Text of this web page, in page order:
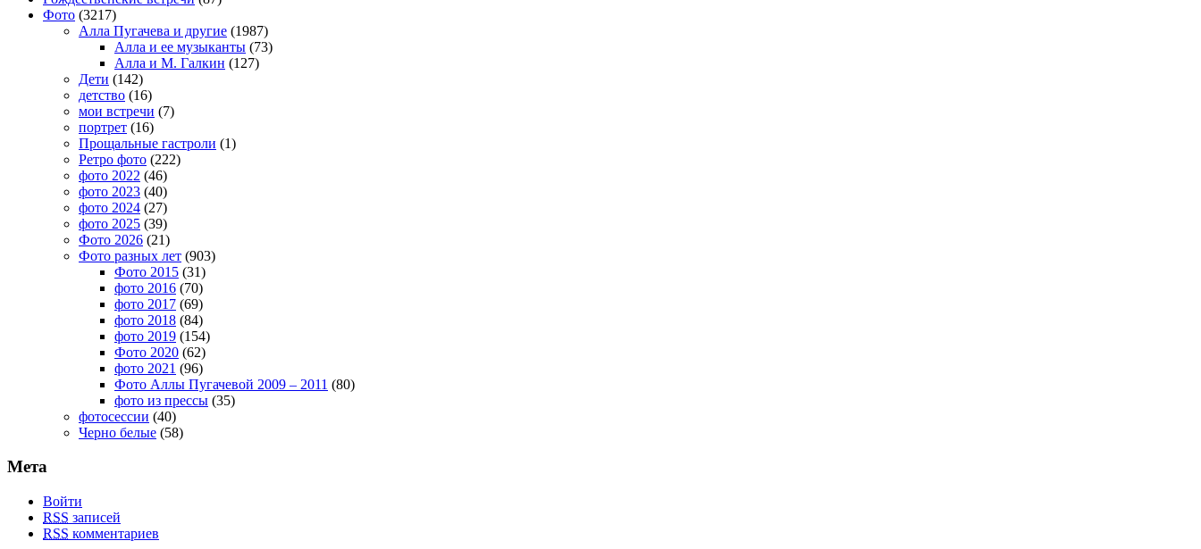
Фото (3217)
Алла Пугачева и другие (1987)
Алла и ее музыканты (73)
Алла и М. Галкин (127)
Дети (142)
детство (16)
мои встречи (7)
портрет (16)
Прощальные гастроли (1)
Ретро фото (222)
фото 2022 (46)
фото 2023 (40)
фото 2024 (27)
фото 2025 (39)
Фото 2026 (21)
Фото разных лет (903)
Фото 2015 (31)
фото 2016 (70)
фото 2017 (69)
фото 2018 (84)
фото 2019 (154)
Фото 2020 (62)
фото 2021 (96)
Фото Аллы Пугачевой 2009 – 2011 (80)
фото из прессы (35)
фотосессии (40)
Черно белые (58)
Мета
Войти
RSS записей
RSS комментариев